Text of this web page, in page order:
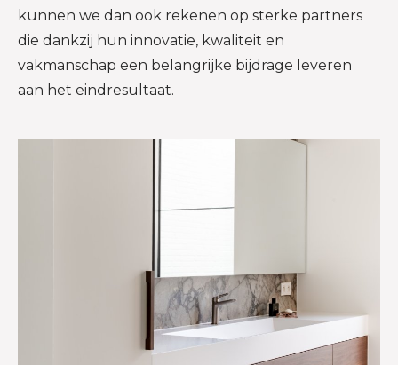
kunnen we dan ook rekenen op sterke partners
die dankzij hun innovatie, kwaliteit en
vakmanschap een belangrijke bijdrage leveren
aan het eindresultaat.